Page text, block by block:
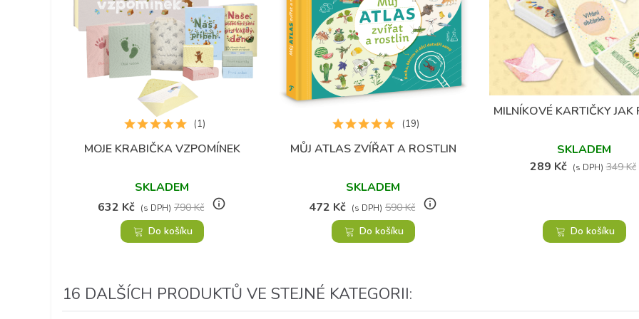
Přidat do oblíbených
MOJE KRABIČKA VZPOMÍNEK
SKLADEM
632 Kč (s DPH) 790 Kč info_outline
(1)
Do košíku
Přidat do oblíbených
MŮJ ATLAS ZVÍŘAT A ROSTLIN
SKLADEM
472 Kč (s DPH) 590 Kč info_outline
(19)
Do košíku
Přidat do oblíbených
MILNÍKOVÉ KARTIČKY JAK
SKLADEM
289 Kč (s DPH) 349 Kč
(2)
Do košíku
16 DALŠÍCH PRODUKTŮ VE STEJNÉ KATEGORII: